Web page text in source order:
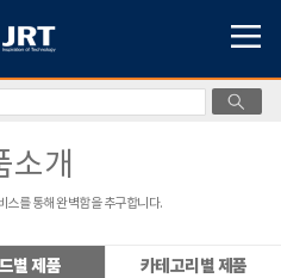
소개
스를 통해 완벽함을 추구합니다.
별 제품 카테고리별 제품